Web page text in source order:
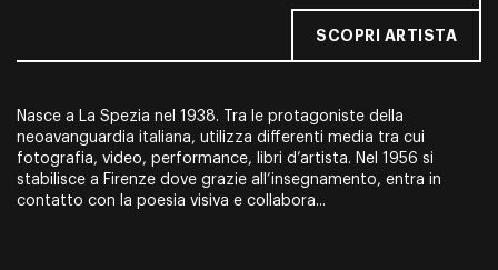
SCOPRI ARTISTA
Nasce a La Spezia nel 1938. Tra le protagoniste della
neoavanguardia italiana, utilizza differenti media tra cui
fotografia, video, performance, libri d’artista. Nel 1956 si
stabilisce a Firenze dove grazie all’insegnamento, entra in
contatto con la poesia visiva e collabora...